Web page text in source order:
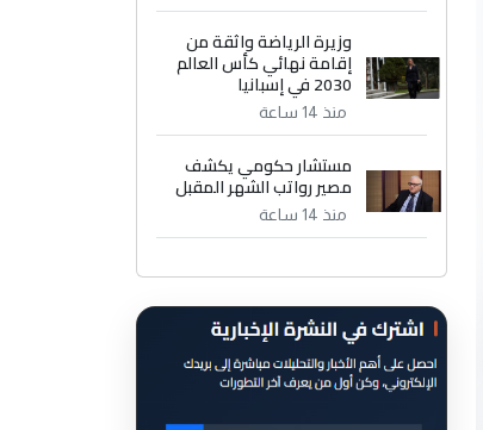
وزيرة الرياضة واثقة من
إقامة نهائي كأس العالم
2030 في إسبانيا
منذ 14 ساعة
مستشار حكومي يكشف
مصير رواتب الشهر المقبل
منذ 14 ساعة